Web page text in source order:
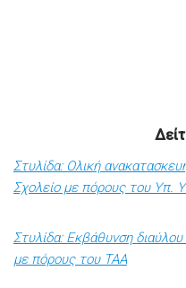
Στυλίδα: Ολική
Σχολείο με πόρους του Υπ.
Στυλίδα: Εκβάθυνση
με πόρους του ΤΑΑ